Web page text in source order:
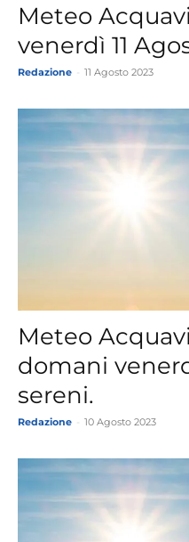
Meteo
venerdì 11
Redazione 11 Agosto 2023
Meteo
domani
sereni.
Redazione 10 Agosto 2023